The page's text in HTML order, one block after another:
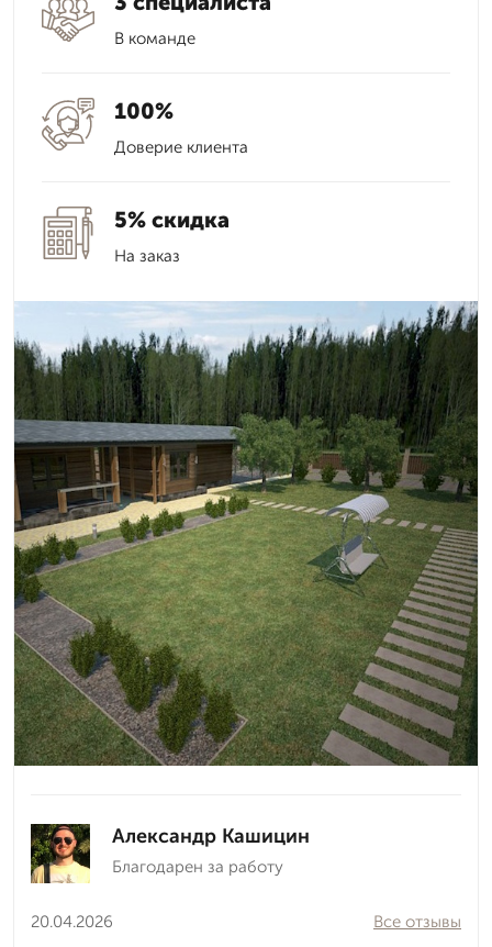
В команде
100%
Доверие клиента
5% скидка
На заказ
Александр Кашицин
Благодарен за работу
20.04.2026
Все отзывы